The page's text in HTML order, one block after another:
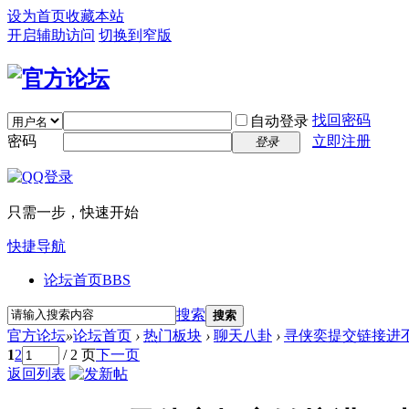
设为首页收藏本站
开启辅助访问 切换到窄版
自动登录 找回密码
密码
登录 立即注册
只需一步，快速开始
快捷导航
论坛首页BBS
搜索 搜索
官方论坛»论坛首页 › 热门板块 › 聊天八卦 › 寻侠奕提交链接进
12 / 2 页下一页
返回列表